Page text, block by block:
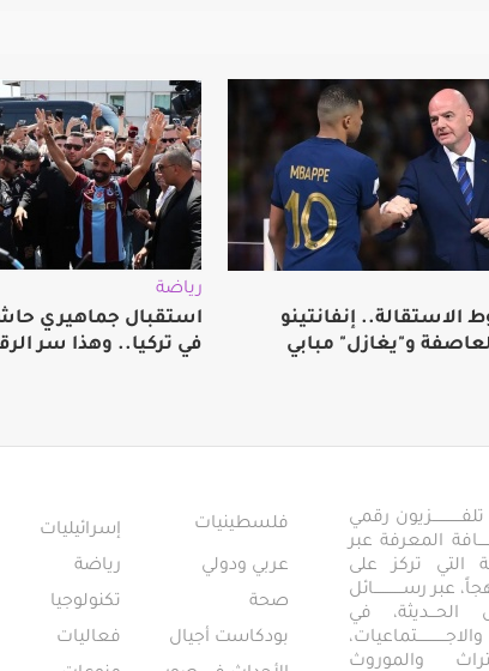
الاستقالة.. إنفانتينو
و"يغازل" مبابي
رياضة
استقبال جماهيري
في تركيا.. وهذا سر الرقم
رقمي
المعرفة عبر
التي تركز على
عبر رســــــــــــائل
الحـــديثة، في
والموروث
فلسطينيات
إسرائيليات
عربي ودولي
رياضة
صحة
تكنولوجيا
بودكاست أجيال
فعاليات